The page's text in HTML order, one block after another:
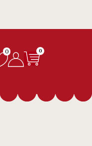
Portes gratuítos
0 0